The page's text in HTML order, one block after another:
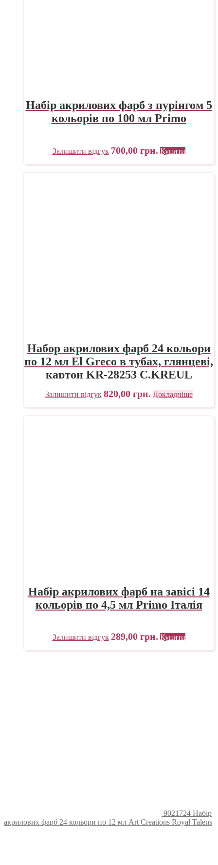
Набір акрилових фарб з пурінгом 5
кольорів по 100 мл Primo
Залишити відгук 700,00 грн. Купити
Набор акрилових фарб 24 кольори
по 12 мл El Greco в тубах, глянцеві,
картон KR-28253 C.KREUL
Залишити відгук 820,00 грн. Докладніше
Набір акрилових фарб на завісі 14
кольорів по 4,5 мл Primo Італія
Залишити відгук 289,00 грн. Купити
9021724 Набір
акрилових фарб 24 кольори по 12 мл Art Creations Royal Talens